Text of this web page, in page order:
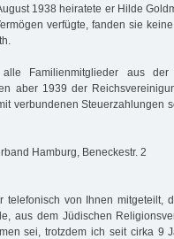
1938 heiratete er Hilde
verfügte, fanden sie
Familienmitglieder aus der
aber 1939 der
verbundenen Steuerzahlungen
Hamburg, Beneckestr. 2
telefonisch von Ihnen mitgeteilt,
aus dem Jüdischen
sei, trotzdem ich seit cirka 9